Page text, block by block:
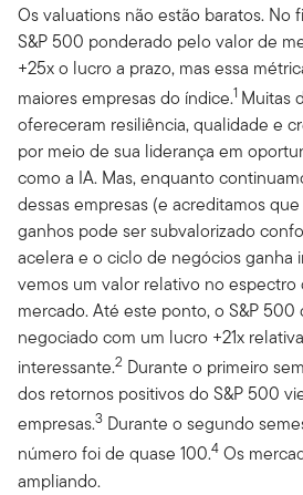
Os valuations não estão baratos. No
S&P 500 ponderado pelo valor de
+25x o lucro a prazo, mas essa
maiores empresas do índice.1 Muitas
ofereceram resiliência, qualidade e
por meio de sua liderança em
como a IA. Mas, enquanto
dessas empresas (e acreditamos
ganhos pode ser subvalorizado
acelera e o ciclo de negócios ganha
vemos um valor relativo no espectro
mercado. Até este ponto, o S&P
negociado com um lucro +21x
interessante.2 Durante o primeiro
dos retornos positivos do S&P 500
empresas.3 Durante o segundo
número foi de quase 100.4 Os
ampliando.